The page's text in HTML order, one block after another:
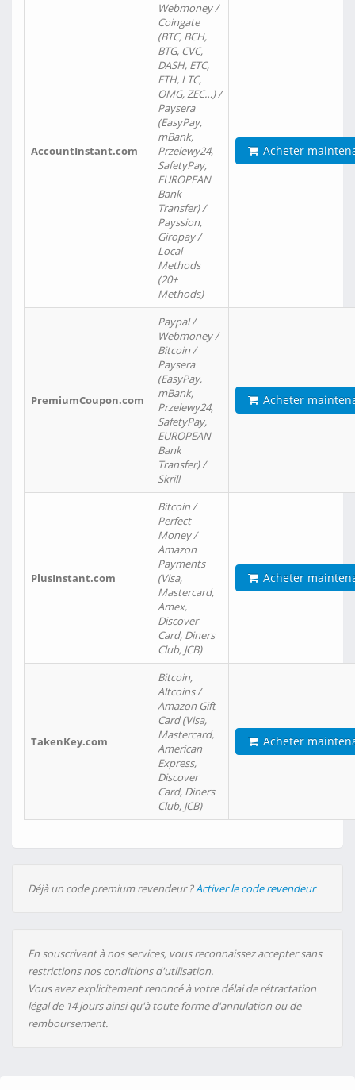
AccountInstant.com
Webmoney /
Coingate
(BTC, BCH,
BTG, CVC,
DASH, ETC,
ETH, LTC,
OMG, ZEC…) /
Paysera
(EasyPay,
mBank,
Przelewy24,
SafetyPay,
EUROPEAN
Bank
Transfer) /
Payssion,
Giropay /
Local
Methods
(20+
Methods)
Acheter
PremiumCoupon.com
Paypal /
Webmoney /
Bitcoin /
Paysera
(EasyPay,
mBank,
Przelewy24,
SafetyPay,
EUROPEAN
Bank
Transfer) /
Skrill
Acheter
PlusInstant.com
Bitcoin /
Perfect
Money /
Amazon
Payments
(Visa,
Mastercard,
Amex,
Discover
Card, Diners
Club, JCB)
Acheter
TakenKey.com
Bitcoin,
Altcoins /
Amazon Gift
Card (Visa,
Mastercard,
American
Express,
Discover
Card, Diners
Club, JCB)
Acheter
Déjà un code premium revendeur ?Activer le code revendeur
En souscrivant à nos services, vous reconnaissez accepter sans
restrictions nos conditions d'utilisation.
Vous avez explicitement renoncé à votre délai de rétractation
légal de 14 jours ainsi qu'à toute forme d'annulation ou de
remboursement.